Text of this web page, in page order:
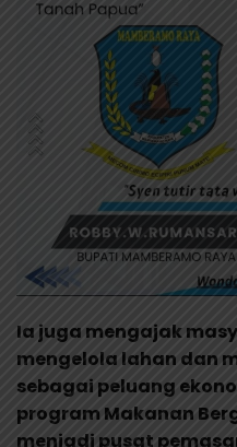
Ia juga mengajak
mengelola lahan dan
sebagai peluang
program Makanan
menjadi pusat